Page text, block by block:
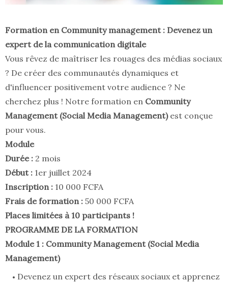
Formation en Community management : Devenez un
expert de la communication digitale
Vous rêvez de maîtriser les rouages des médias sociaux
? De créer des communautés dynamiques et
d'influencer positivement votre audience ? Ne
cherchez plus ! Notre formation en Community
Management (Social Media Management)est conçue
pour vous.
Module
Durée : 2 mois
Début : 1er juillet 2024
Inscription : 10 000 FCFA
Frais de formation : 50 000 FCFA
Places limitées à 10 participants !
PROGRAMME DE LA FORMATION
Module 1 : Community Management (Social Media
Management)
Devenez un expert des réseaux sociaux et apprenez